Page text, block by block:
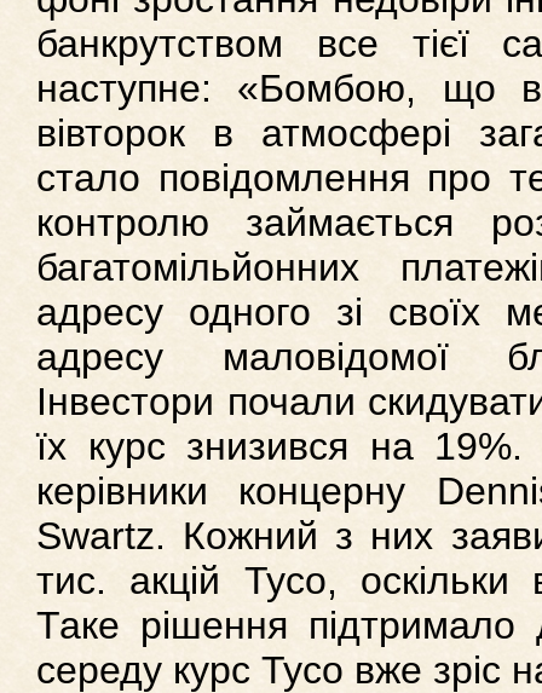
банкрутством все тієї
наступне: «Бомбою, що
вівторок в атмосфері
стало повідомлення про
контролю займається
багатомільйонних
адресу одного зі своїх
адресу маловідомої
Інвестори почали
їх курс знизився на 19%.
керівники концерну
Swartz. Кожний з них
тис. акцій Тусо, оскільки
Таке рішення підтримало
середу курс Тусо вже зріс